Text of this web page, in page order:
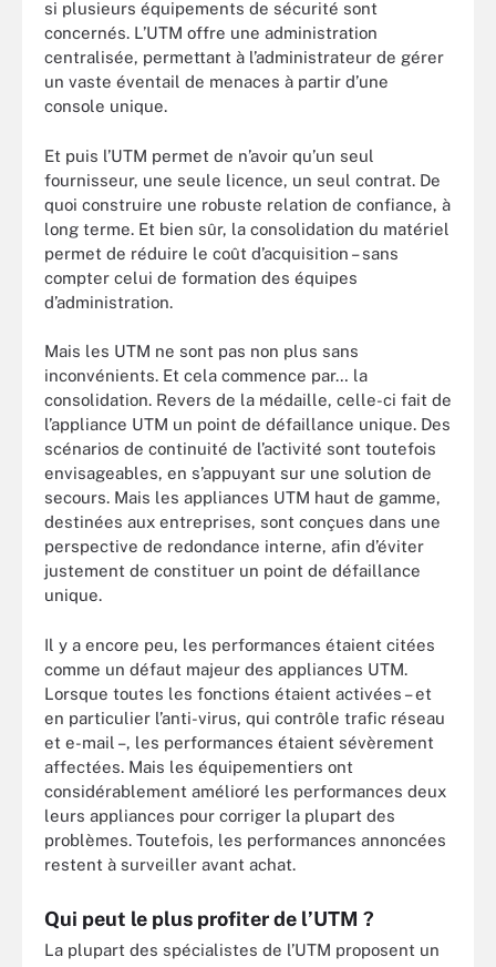
si plusieurs équipements de sécurité sont
concernés. L’UTM offre une administration
centralisée, permettant à l’administrateur de gérer
un vaste éventail de menaces à partir d’une
console unique.
Et puis l’UTM permet de n’avoir qu’un seul
fournisseur, une seule licence, un seul contrat. De
quoi construire une robuste relation de confiance, à
long terme. Et bien sûr, la consolidation du matériel
permet de réduire le coût d’acquisition – sans
compter celui de formation des équipes
d’administration.
Mais les UTM ne sont pas non plus sans
inconvénients. Et cela commence par… la
consolidation. Revers de la médaille, celle-ci fait de
l’appliance UTM un point de défaillance unique. Des
scénarios de continuité de l’activité sont toutefois
envisageables, en s’appuyant sur une solution de
secours. Mais les appliances UTM haut de gamme,
destinées aux entreprises, sont conçues dans une
perspective de redondance interne, afin d’éviter
justement de constituer un point de défaillance
unique.
Il y a encore peu, les performances étaient citées
comme un défaut majeur des appliances UTM.
Lorsque toutes les fonctions étaient activées – et
en particulier l’anti-virus, qui contrôle trafic réseau
et e-mail –, les performances étaient sévèrement
affectées. Mais les équipementiers ont
considérablement amélioré les performances deux
leurs appliances pour corriger la plupart des
problèmes. Toutefois, les performances annoncées
restent à surveiller avant achat.
Qui peut le plus profiter de l’UTM ?
La plupart des spécialistes de l’UTM proposent un